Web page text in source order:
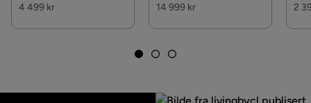
4 499 kr
14 999 kr
2